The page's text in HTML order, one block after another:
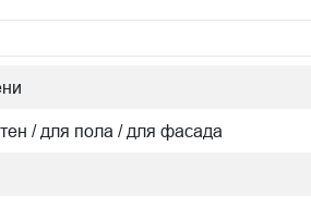
/ для пола / для фасада